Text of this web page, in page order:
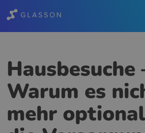
Hausbesuche
Warum es
mehr